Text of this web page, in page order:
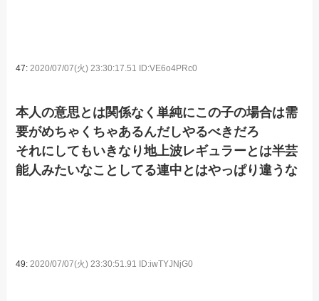
47: 2020/07/07(火) 23:30:17.51 ID:VE6o4PRc0
本人の意思とは関係なく単純にこの子の場合は需
要がめちゃくちゃあるんだしやるべきだろ
それにしてもいきなり地上波レギュラーとは半芸
能人みたいなことしてる連中とはやっぱり違うな
49:2020/07/07(火) 23:30:51.91 ID:iwTYJNjG0